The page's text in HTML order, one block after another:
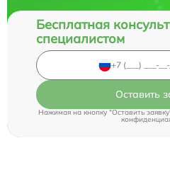
Бесплатная
специалистом
Оставить
Нажимая на кнопку "Оставить